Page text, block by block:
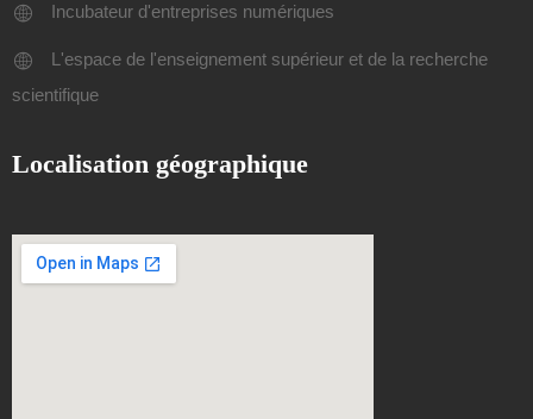
Incubateur d'entreprises numériques
L'espace de l'enseignement supérieur et de la recherche
scientifique
Localisation géographique